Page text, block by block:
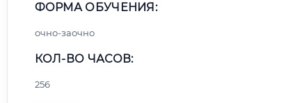
ФОРМА ОБУЧЕНИЯ:
очно-заочно
КОЛ-ВО ЧАСОВ:
256